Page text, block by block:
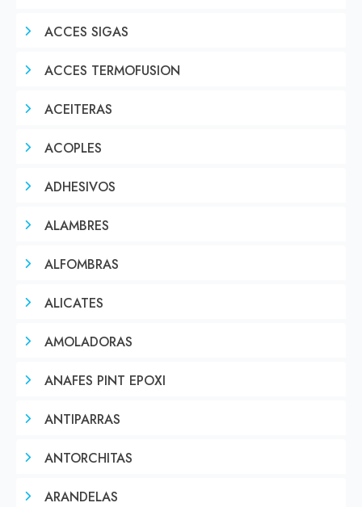
ACCES SIGAS
ACCES TERMOFUSION
ACEITERAS
ACOPLES
ADHESIVOS
ALAMBRES
ALFOMBRAS
ALICATES
AMOLADORAS
ANAFES PINT EPOXI
ANTIPARRAS
ANTORCHITAS
ARANDELAS